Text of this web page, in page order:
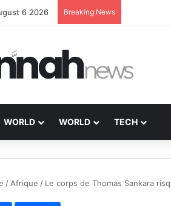
6 2026 Breaking News
WORLD WORLD TECH
/ Afrique / Le corps de Thomas Sankara